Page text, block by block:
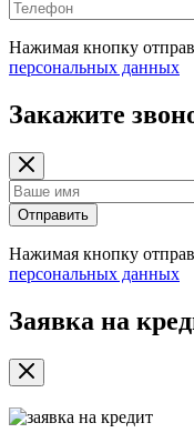
Нажимая кнопку
персональных данных
Закажите
Отправить
Нажимая кнопку
персональных данных
Заявка на